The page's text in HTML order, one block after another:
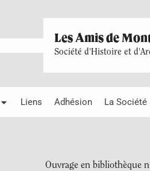
Les Amis de
Société d'Histoire et
Liens Adhésion La Société
Ouvrage en bibliothèque